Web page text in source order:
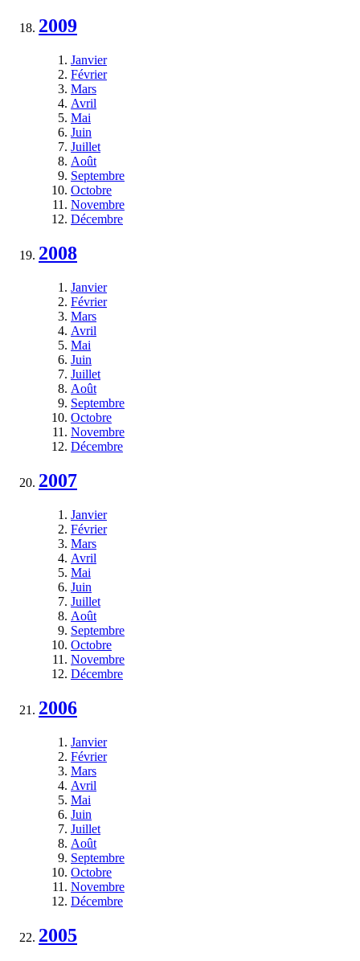
2009
Janvier
Février
Mars
Avril
Mai
Juin
Juillet
Août
Septembre
Octobre
Novembre
Décembre
2008
Janvier
Février
Mars
Avril
Mai
Juin
Juillet
Août
Septembre
Octobre
Novembre
Décembre
2007
Janvier
Février
Mars
Avril
Mai
Juin
Juillet
Août
Septembre
Octobre
Novembre
Décembre
2006
Janvier
Février
Mars
Avril
Mai
Juin
Juillet
Août
Septembre
Octobre
Novembre
Décembre
2005